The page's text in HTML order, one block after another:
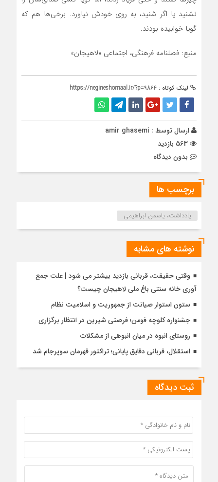
نشنید یا اگر شنید، به روی خودش نیاورد. برخی‌ها هم که
گویا خوابیده بودند.
منبع: فصلنامه فرهنگی، اجتماعی «لاهیجان»
لینک کوتاه : https://negineshomaal.ir/?p=9864
ارسال توسط : amir ghasemi
بدون دیدگاه
برچسب ها
یادداشت، یاسمن ابراهیمی
نوشته های مشابه
وقتی حقیقت، قربانی بازدید بیشتر می شود | علت جمع
آوری خانه سنتی باغ ملی لاهیجان چیست؟
ستون استوار صیانت از جمهوریت و اسلامیت نظام
جشنواره کلوچه فومن؛ فرصتی شیرین در انتظار برگزاری
روستای انبوه در میان انبوهی از مشکلات
استقلال، قربانی دقایق پایانی؛ تراکتور قهرمان سوپرجام شد
ثبت دیدگاه